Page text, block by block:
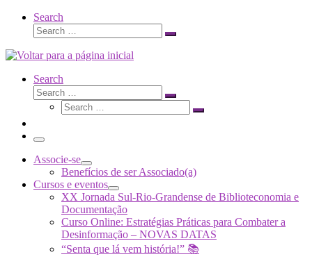
Search
Search
Search
Search
Search
Search
Search
Search
Menu
Associe-se
Benefícios de ser Associado(a)
Cursos e eventos
XX Jornada Sul-Rio-Grandense de Biblioteconomia e
Documentação
Curso Online: Estratégias Práticas para Combater a
Desinformação – NOVAS DATAS
“Senta que lá vem história!” 📚